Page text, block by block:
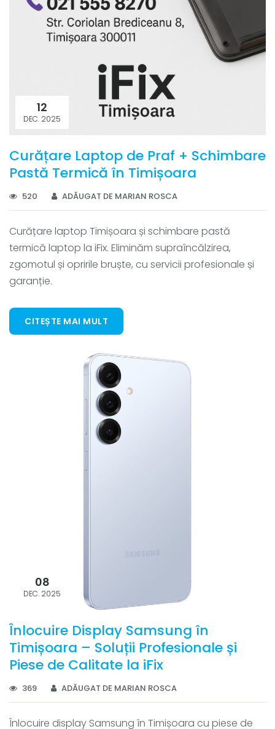
12
DEC. 2025
Curățare Laptop de Praf + Schimbare
Pastă Termică în Timișoara
520 ADĂUGAT DE MARIAN ROSCA
Curățare laptop Timișoara și schimbare pastă
termică laptop la iFix. Eliminăm supraîncălzirea,
zgomotul și opririle bruște, cu servicii profesionale și
garanție.
CITEȘTE MAI MULT
08
DEC. 2025
Înlocuire Display Samsung în
Timișoara – Soluții Profesionale și
Piese de Calitate la iFix
369 ADĂUGAT DE MARIAN ROSCA
Înlocuire display Samsung în Timișoara cu piese de